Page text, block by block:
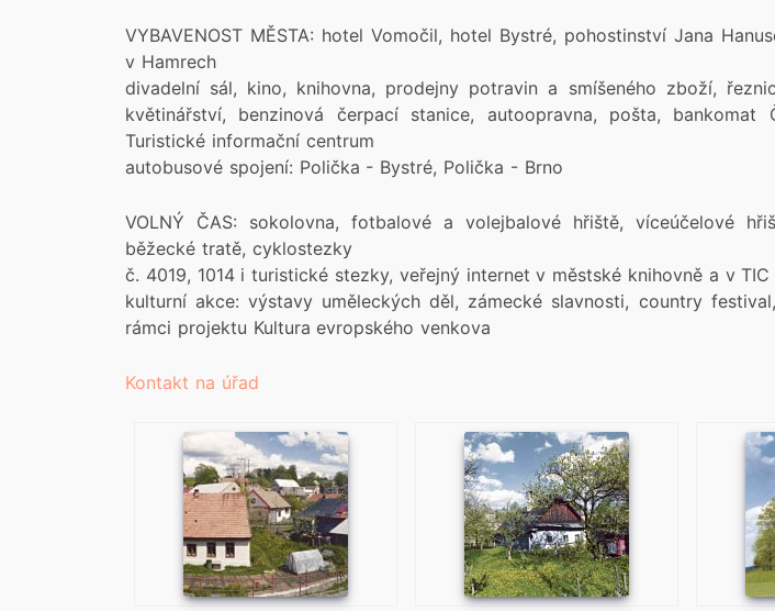
VYBAVENOST MĚSTA: hotel Vomočil, hotel Bystré, pohostinství Jana
v Hamrech
divadelní sál, kino, knihovna, prodejny potravin a smíšeného zboží,
květinářství, benzinová čerpací stanice, autoopravna, pošta, bankomat
Turistické informační centrum
autobusové spojení: Polička - Bystré, Polička - Brno
VOLNÝ ČAS: sokolovna, fotbalové a volejbalové hřiště, víceúčelové
běžecké tratě, cyklostezky
č. 4019, 1014 i turistické stezky, veřejný internet v městské knihovně a v TIC
kulturní akce: výstavy uměleckých děl, zámecké slavnosti, country
rámci projektu Kultura evropského venkova
Kontakt na úřad